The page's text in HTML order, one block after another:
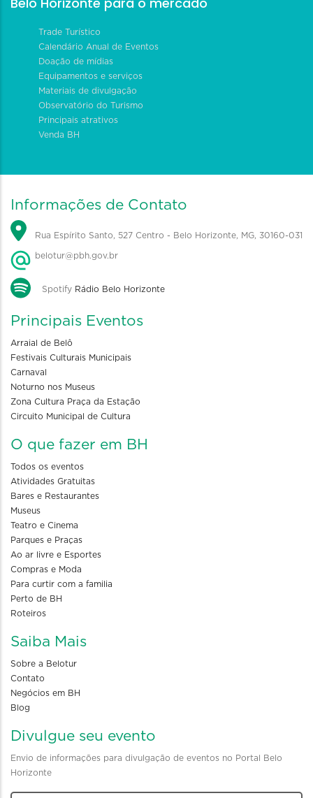
Trade Turístico
Calendário Anual de Eventos
Doação de mídias
Equipamentos e serviços
Materiais de divulgação
Observatório do Turismo
Principais atrativos
Venda BH
Informações de Contato
Rua Espírito Santo, 527 Centro - Belo Horizonte, MG, 30160-031
belotur@pbh.gov.br
Spotify Rádio Belo Horizonte
Principais Eventos
Arraial de Belô
Festivais Culturais Municipais
Carnaval
Noturno nos Museus
Zona Cultura Praça da Estação
Circuito Municipal de Cultura
O que fazer em BH
Todos os eventos
Atividades Gratuitas
Bares e Restaurantes
Museus
Teatro e Cinema
Parques e Praças
Ao ar livre e Esportes
Compras e Moda
Para curtir com a familia
Perto de BH
Roteiros
Saiba Mais
Sobre a Belotur
Contato
Negócios em BH
Blog
Divulgue seu evento
Envio de informações para divulgação de eventos no Portal Belo
Horizonte